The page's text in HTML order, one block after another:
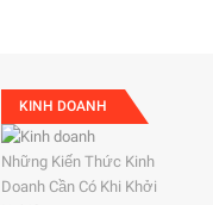
KINH DOANH
Những Kiến Thức Kinh
Doanh Cần Có Khi Khởi